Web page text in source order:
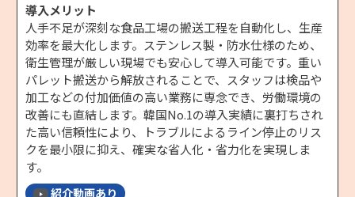
導入メリット
人手不足が深刻な食品工場の搬送工程を自動化し、生産
効率を最大化します。ステンレス製・防水仕様のため、
衛生管理が厳しい現場でも安心して導入可能です。重い
パレット搬送から解放されることで、スタッフは検品や
加工などの付加価値の高い業務に専念でき、労働環境の
改善にも直結します。韓国No.1の導入実績に裏打ちされ
た高い信頼性により、トラブルによるライン停止のリス
クを最小限に抑え、確実な省人化・省力化を実現しま
す。
紹介動画あり